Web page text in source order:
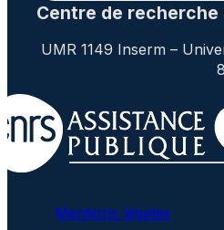
Centre de
UMR 1149 Inserm –
Mentions légales